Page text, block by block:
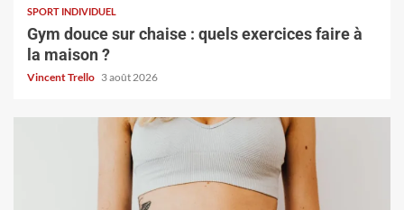
SPORT INDIVIDUEL
Gym douce sur chaise : quels exercices faire à
la maison ?
Vincent Trello 3 août 2026